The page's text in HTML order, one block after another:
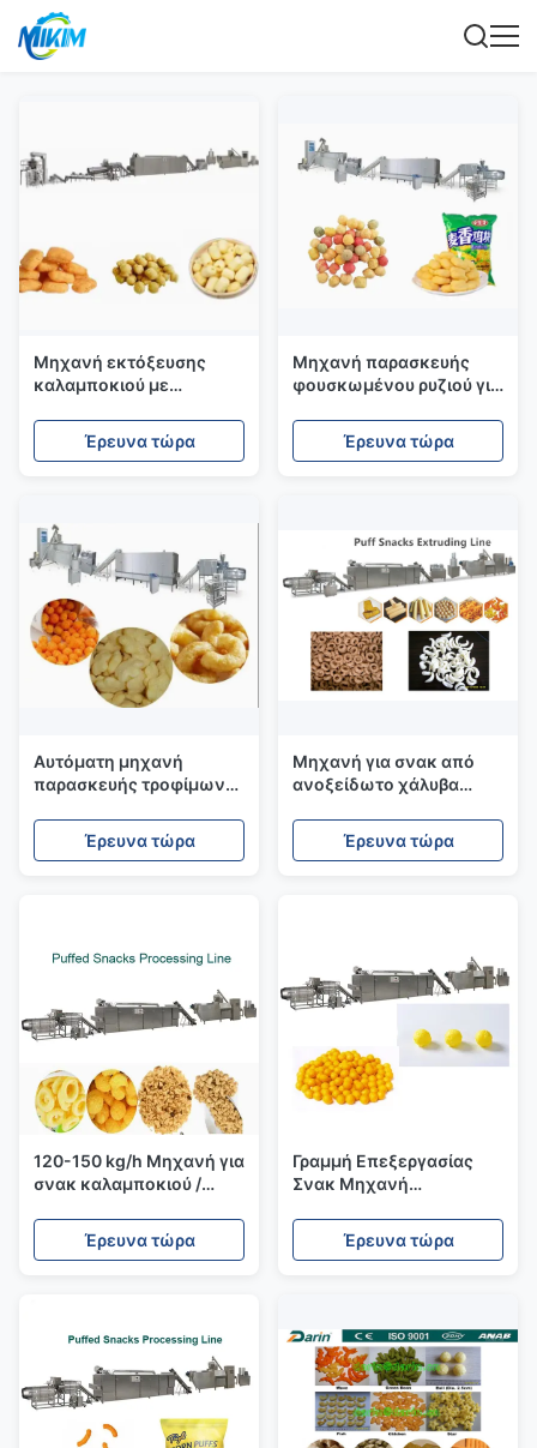
Μηχανή εκτόξευσης
καλαμποκιού με
Έρευνα τώρα
Μηχανή παρασκευής
φουσκωμένου ρυζιού για
Έρευνα τώρα
Αυτόματη μηχανή
παρασκευής τροφίμων
Έρευνα τώρα
Μηχανή για σνακ από
ανοξείδωτο χάλυβα
ρυζιού από καλαμπόκι
200-250kg/h
Έρευνα τώρα
120-150 kg/h Μηχανή για
σνακ καλαμποκιού /
δημιουργία νέων τσιπ
καλαμποκιού
Έρευνα τώρα
Γραμμή Επεξεργασίας
Σνακ Μηχανή
Καλαμπόκι Πλήρης
Υπηρεσία Ζωής Μηχανή
Έρευνα τώρα